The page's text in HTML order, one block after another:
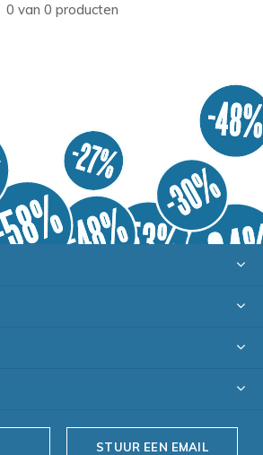
0 van 0 producten
STUUR EEN EMAIL